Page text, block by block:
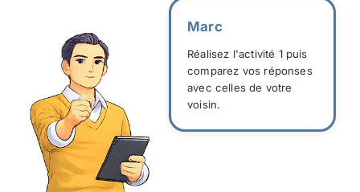
Marc
Réalisez l'activité 1 puis
comparez vos réponses
avec celles de votre
voisin.